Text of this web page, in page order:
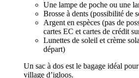
Une lampe de poche ou une
Brosse à dents (possibilité de
Argent en espèces (pas de
cartes EC et cartes de crédit
Lunettes de soleil et crème
départ)
Un sac à dos est le bagage idéal
village d’igloos.